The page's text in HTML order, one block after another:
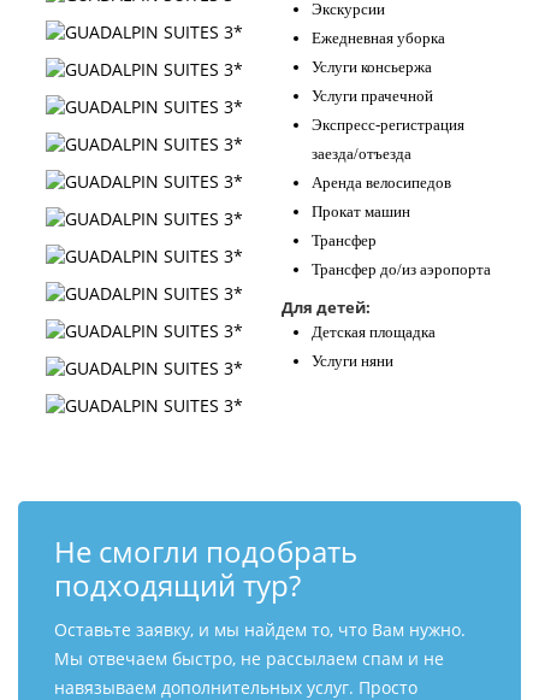
Экскурсии
Ежедневная уборка
Услуги консьержа
Услуги прачечной
Экспресс-регистрация
заезда/отъезда
Аренда велосипедов
Прокат машин
Трансфер
Трансфер до/из аэропорта
Для детей:
Детская площадка
Услуги няни
Не смогли подобрать
подходящий тур?
Оставьте заявку, и мы найдем то, что Вам нужно.
Мы отвечаем быстро, не рассылаем спам и не
навязываем дополнительных услуг. Просто